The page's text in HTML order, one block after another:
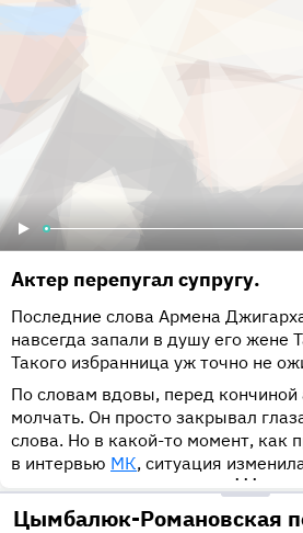
Актер перепугал супругу.
Последние слова Армена
навсегда запали в душу его жене
Такого избранница уж точно не
По словам вдовы, перед кончиной
молчать. Он просто закрывал
слова. Но в какой-то момент, как
в интервью МК, ситуация
•••
Цымбалюк-Романовская